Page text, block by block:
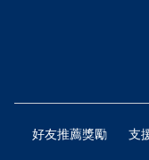
好友推薦獎勵 支